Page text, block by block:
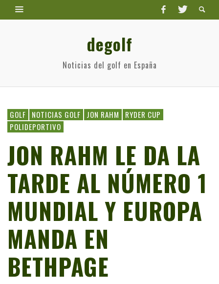
degolf
Noticias del golf en España
GOLF NOTICIAS GOLF JON RAHM
RYDER CUP
POLIDEPORTIVO
JON RAHM LE DA LA
TARDE AL NÚMERO 1
MUNDIAL Y EUROPA
MANDA EN
BETHPAGE